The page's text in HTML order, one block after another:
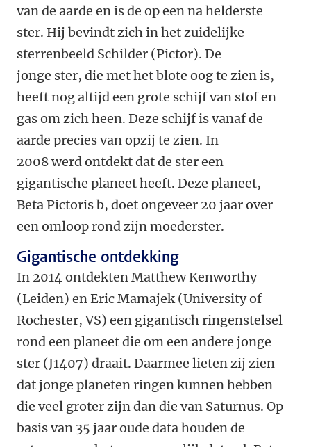
van de aarde en is de op een na helderste
ster. Hij bevindt zich in het zuidelijke
sterrenbeeld Schilder (Pictor). De
jonge ster, die met het blote oog te zien is,
heeft nog altijd een grote schijf van stof en
gas om zich heen. Deze schijf is vanaf de
aarde precies van opzij te zien. In
2008 werd ontdekt dat de ster een
gigantische planeet heeft. Deze planeet,
Beta Pictoris b, doet ongeveer 20 jaar over
een omloop rond zijn moederster.
Gigantische ontdekking
In 2014 ontdekten Matthew Kenworthy
(Leiden) en Eric Mamajek (University of
Rochester, VS) een gigantisch ringenstelsel
rond een planeet die om een andere jonge
ster (J1407) draait. Daarmee lieten zij zien
dat jonge planeten ringen kunnen hebben
die veel groter zijn dan die van Saturnus. Op
basis van 35 jaar oude data houden de